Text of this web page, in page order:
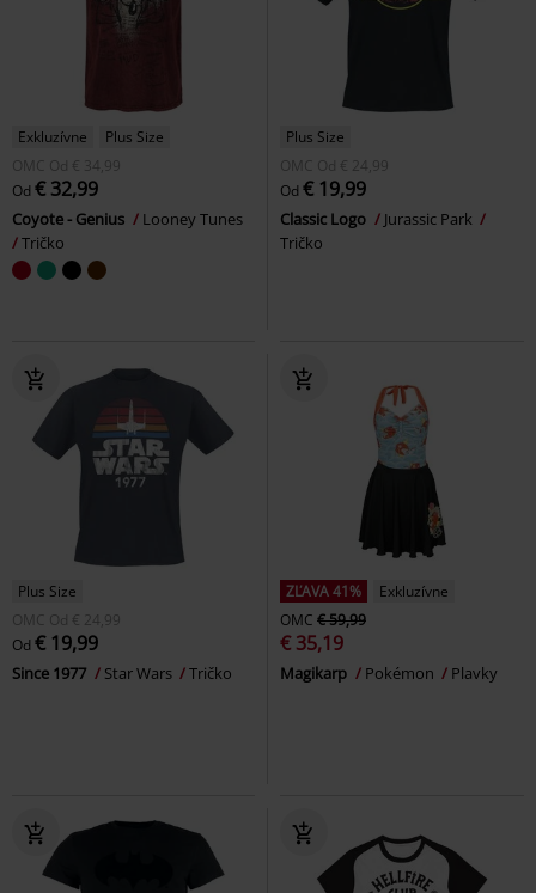
Exkluzívne
Plus Size
OMC Od € 34,99
Od € 32,99
Coyote - Genius
Looney Tunes
Tričko
Plus Size
OMC Od € 24,99
Od € 19,99
Classic Logo
Jurassic Park
Tričko
Plus Size
OMC Od € 24,99
Od € 19,99
Since 1977 Star Wars Tričko
ZĽAVA 41%
Exkluzívne
OMC € 59,99
€ 35,19
Magikarp Pokémon Plavky